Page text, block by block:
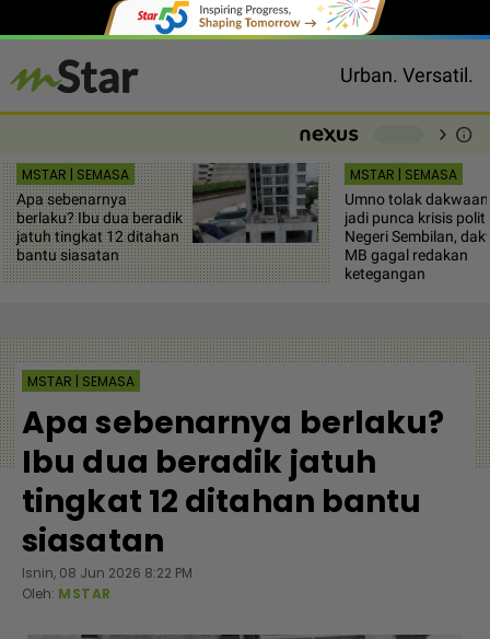
Urban. Versatil.
chevron_right info
MSTAR | SEMASA
Apa sebenarnya
berlaku? Ibu dua beradik
jatuh tingkat 12 ditahan
bantu siasatan
MSTAR | SEMASA
Umno tolak dakwaan
jadi punca krisis
Negeri Sembilan,
MB gagal redakan
ketegangan
MSTAR | SEMASA
Apa sebenarnya berlaku?
Ibu dua beradik jatuh
tingkat 12 ditahan bantu
siasatan
Isnin, 08 Jun 2026 8:22 PM
Oleh: MSTAR